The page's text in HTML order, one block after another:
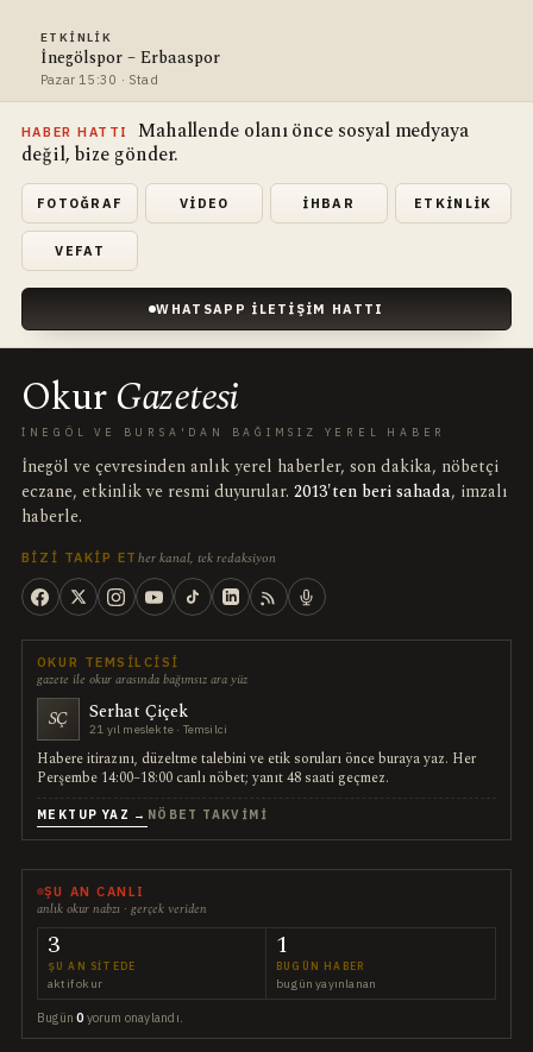
ETKINLIK
İnegölspor – Erbaaspor
Pazar 15:30 · Stad
HABER HATTI
Mahallende olanı önce sosyal medyaya
değil, bize gönder.
FOTOĞRAF VIDEO İHBAR ETKINLIK
VEFAT
WHATSAPP İLETIŞIM HATTI
OkurGazetesi
İNEGÖL VE BURSA'DAN BAĞIMSIZ YEREL HABER
İnegöl ve çevresinden anlık yerel haberler, son dakika, nöbetçi
eczane, etkinlik ve resmi duyurular. 2013'ten beri sahada, imzalı
haberle.
BIZI TAKIP ET her kanal, tek redaksiyon
OKUR TEMSILCISI
gazete ile okur arasında bağımsız ara yüz
SÇ Serhat Çiçek
21 yıl meslekte · Temsilci
Habere itirazını, düzeltme talebini ve etik soruları önce buraya yaz. Her
Perşembe 14:00–18:00 canlı nöbet; yanıt 48 saati geçmez.
MEKTUP YAZ → NÖBET TAKVIMI
ŞU AN CANLI
anlık okur nabzı · gerçek veriden
3
ŞU AN SITEDE
aktif okur
1
BUGÜN HABER
bugün yayınlanan
Bugün0 yorum onaylandı.